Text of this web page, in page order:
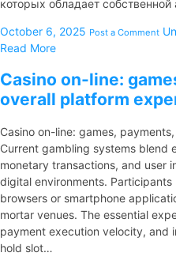
которых обладает
October 6, 2025 Post a Comment
Read More
Casino on-line:
overall platform
Casino on-line: games,
Current gambling systems blend
monetary transactions, and user
digital environments.
browsers or smartphone
mortar venues. The essential
payment execution velocity, and
hold slot…